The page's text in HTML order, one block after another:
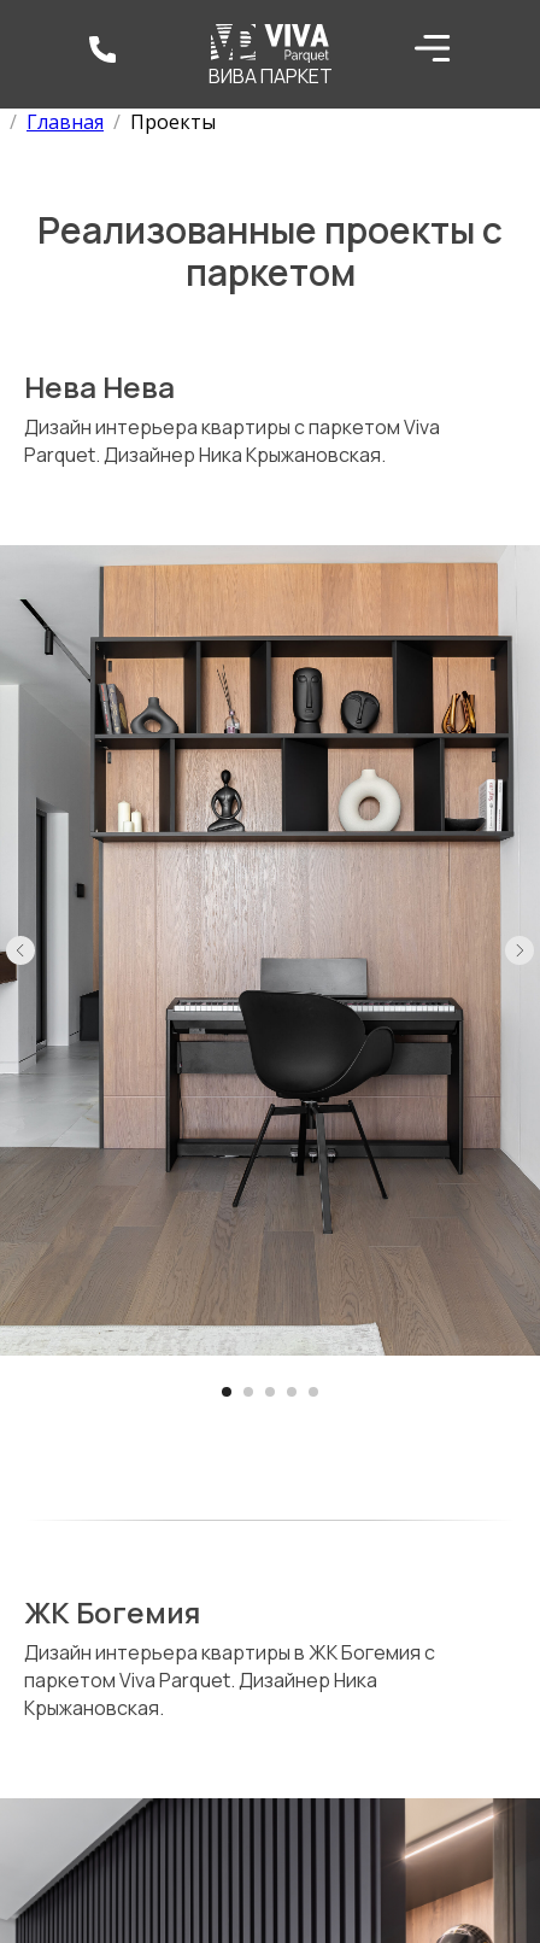
ВИВА ПАРКЕТ
Главная
Проекты
Реализованные проекты с
паркетом
Нева Нева
Дизайн интерьера квартиры с паркетом Viva
Parquet. Дизайнер Ника Крыжановская.
ЖК Богемия
Дизайн интерьера квартиры в ЖК Богемия с
паркетом Viva Parquet. Дизайнер Ника
Крыжановская.